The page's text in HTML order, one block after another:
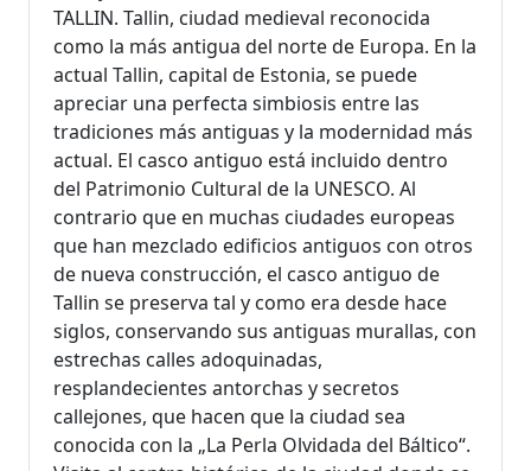
TALLIN. Tallin, ciudad medieval reconocida
como la más antigua del norte de Europa. En la
actual Tallin, capital de Estonia, se puede
apreciar una perfecta simbiosis entre las
tradiciones más antiguas y la modernidad más
actual. El casco antiguo está incluido dentro
del Patrimonio Cultural de la UNESCO. Al
contrario que en muchas ciudades europeas
que han mezclado edificios antiguos con otros
de nueva construcción, el casco antiguo de
Tallin se preserva tal y como era desde hace
siglos, conservando sus antiguas murallas, con
estrechas calles adoquinadas,
resplandecientes antorchas y secretos
callejones, que hacen que la ciudad sea
conocida con la „La Perla Olvidada del Báltico“.